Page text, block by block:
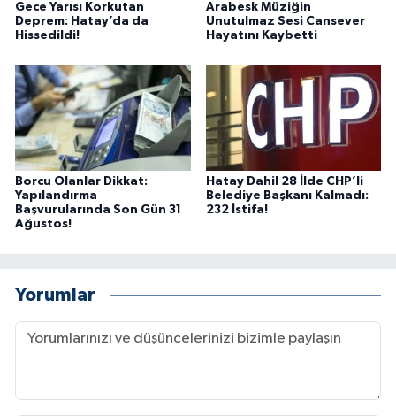
Gece Yarısı Korkutan
Deprem: Hatay’da da
Hissedildi!
Arabesk Müziğin
Unutulmaz Sesi Cansever
Hayatını Kaybetti
Borcu Olanlar Dikkat:
Yapılandırma
Başvurularında Son Gün 31
Ağustos!
Hatay Dahil 28 İlde CHP’li
Belediye Başkanı Kalmadı:
232 İstifa!
Yorumlar